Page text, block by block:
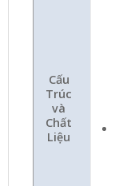
Cấu
Trúc
và
Chất
Liệu